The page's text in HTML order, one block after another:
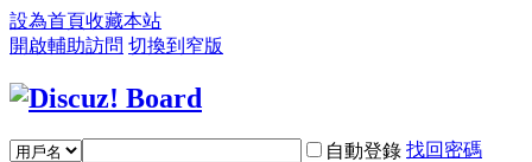
設為首頁收藏本站
開啟輔助訪問 切換到窄版
自動登錄 找回密碼